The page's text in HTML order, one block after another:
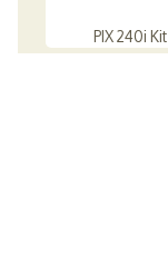
PIX 240i Kit